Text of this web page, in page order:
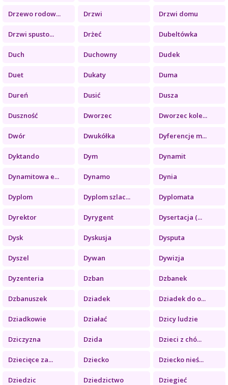
Drzewo rodow... Drzwi Drzwi domu
Drzwi spusto... Drżeć Dubeltówka
Duch Duchowny Dudek
Duet Dukaty Duma
Dureń Dusić Dusza
Duszność Dworzec Dworzec kole...
Dwór Dwukółka Dyferencje m...
Dyktando Dym Dynamit
Dynamitowa e... Dynamo Dynia
Dyplom Dyplom szlac... Dyplomata
Dyrektor Dyrygent Dysertacja (...
Dysk Dyskusja Dysputa
Dyszel Dywan Dywizja
Dyzenteria Dzban Dzbanek
Dzbanuszek Dziadek Dziadek do o...
Dziadkowie Działać Dzicy ludzie
Dziczyzna Dzida Dzieci z chó...
Dziecięce za... Dziecko Dziecko nieś...
Dziedzic Dziedzictwo Dziegieć